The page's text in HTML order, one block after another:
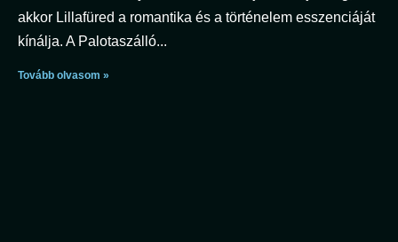
akkor Lillafüred a romantika és a történelem esszenciáját
kínálja. A Palotaszálló
Tovább olvasom »